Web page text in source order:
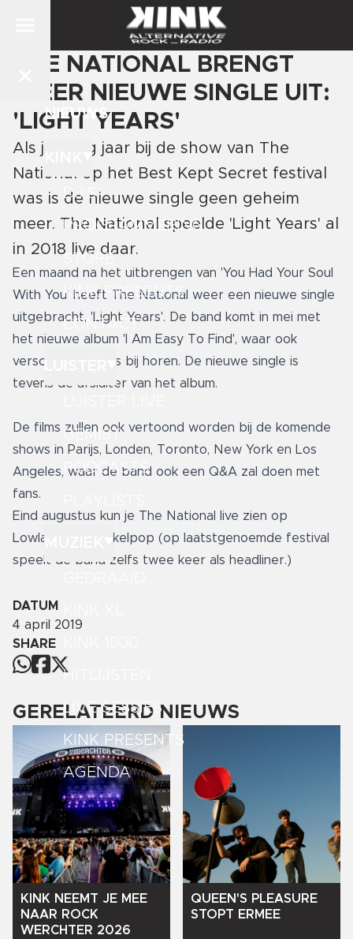
NIEUWS
DJ'S
PROGRAMMERING
STORE
KINK PRESENTS
CONTACT
GEMIST
PODCASTS
HITLIJSTEN
LIVE SESSIES
KINK PRESENTS
AGENDA
THE NATIONAL BRENGT
WEER NIEUWE SINGLE UIT:
'LIGHT YEARS'
Als je vorig jaar bij de show van The
National op het Best Kept Secret festival
was is de nieuwe single geen geheim
meer. The National speelde 'Light Years' al
in 2018 live daar.
Een maand na het uitbrengen van 'You Had Your Soul
With You' heeft The National weer een nieuwe single
uitgebracht, 'Light Years'. De band komt in mei met
het nieuwe album 'I Am Easy To Find', waar ook
verschillende films bij horen. De nieuwe single is
tevens de afsluiter van het album.
De films zullen ook vertoond worden bij de komende
shows in Parijs, Londen, Toronto, New York en Los
Angeles, waar de band ook een Q&A zal doen met
fans.
Eind augustus kun je The National live zien op
Lowlands en Pukkelpop (op laatstgenoemde festival
speelt de band zelfs twee keer als headliner.)
DATUM
4 april 2019
SHARE
GERELATEERD NIEUWS
KINK NEEMT JE MEE
NAAR ROCK
WERCHTER 2026
QUEEN'S PLEASURE
STOPT ERMEE